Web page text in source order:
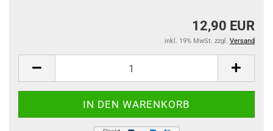
12,90 EUR
inkl. 19% MwSt. zzgl. Versand